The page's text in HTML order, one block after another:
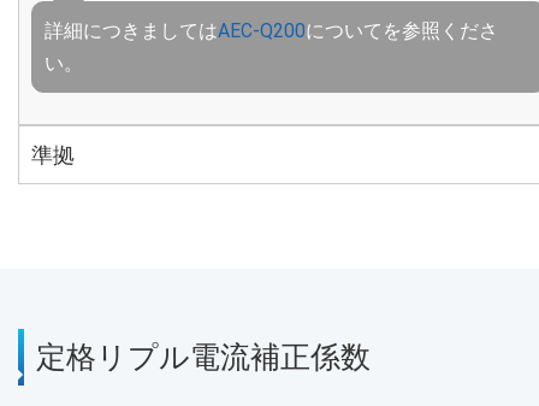
詳細につきましてはAEC-Q200についてを参照くださ
い。
準拠
定格リプル電流補正係数